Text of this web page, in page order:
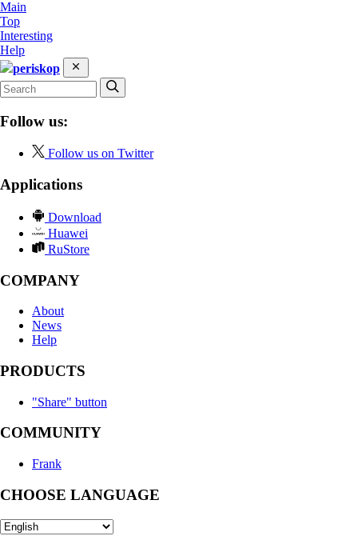
Main
Top
Interesting
Help
periskop
Follow us:
Follow us on Twitter
Applications
Download
Huawei
RuStore
COMPANY
About
News
Help
PRODUCTS
"Share" button
COMMUNITY
Frank
CHOOSE LANGUAGE